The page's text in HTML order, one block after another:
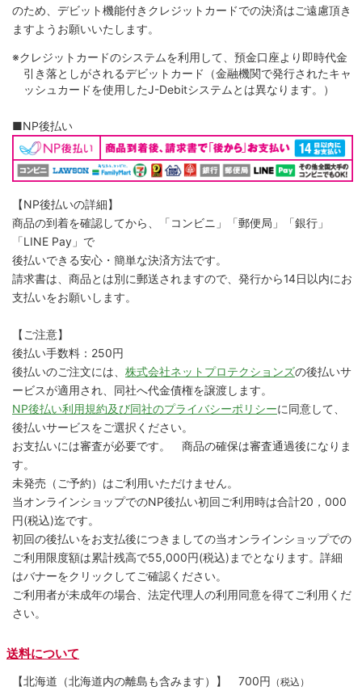
のため、デビット機能付きクレジットカードでの決済はご遠慮頂き
ますようお願いいたします。
※クレジットカードのシステムを利用して、預金口座より即時代金
引き落としがされるデビットカード（金融機関で発行されたキャ
ッシュカードを使用したJ-Debitシステムとは異なります。）
■NP後払い
【NP後払いの詳細】
商品の到着を確認してから、「コンビニ」「郵便局」「銀行」
「LINE Pay」で
後払いできる安心・簡単な決済方法です。
請求書は、商品とは別に郵送されますので、発行から14日以内にお
支払いをお願いします。
【ご注意】
後払い手数料：250円
後払いのご注文には、 株式会社ネットプロテクションズの後払いサ
ービスが適用され、同社へ代金債権を譲渡します。
NP後払い利用規約及び同社のプライバシーポリシーに同意して、
後払いサービスをご選択ください。
お支払いには審査が必要です。 商品の確保は審査通過後になりま
す。
未発売（ご予約）はご利用いただけません。
当オンラインショップでのNP後払い初回ご利用時は合計20，000
円(税込)迄です。
初回の後払いをお支払後につきましての当オンラインショップでの
ご利用限度額は累計残高で55,000円(税込)までとなります。詳細
はバナーをクリックしてご確認ください。
ご利用者が未成年の場合、法定代理人の利用同意を得てご利用くだ
さい。
送料について
【北海道（北海道内の離島も含みます）】 700円 （税込）